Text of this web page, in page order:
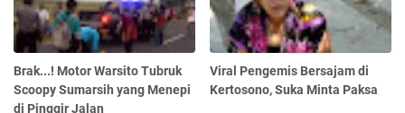
Brak...! Motor Warsito Tubruk
Scoopy Sumarsih yang Menepi
di Pinggir Jalan
Viral Pengemis Bersajam di
Kertosono, Suka Minta Paksa